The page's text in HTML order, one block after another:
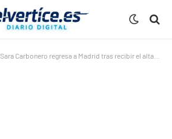
Sara Carbonero regresa a Madrid tras recibir el alta hospitalaria